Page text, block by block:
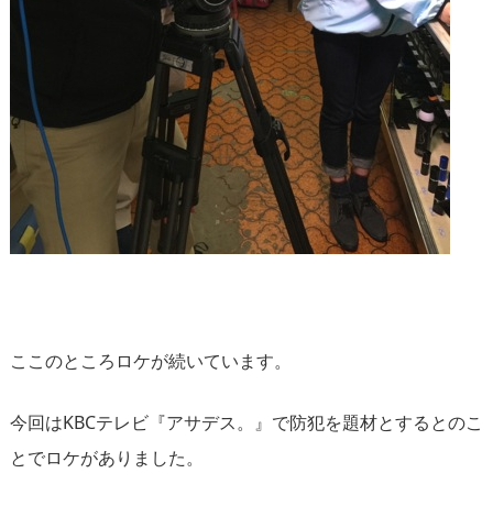
ここのところロケが続いています。
今回はKBCテレビ『アサデス。』で防犯を題材とするとのこ
とでロケがありました。